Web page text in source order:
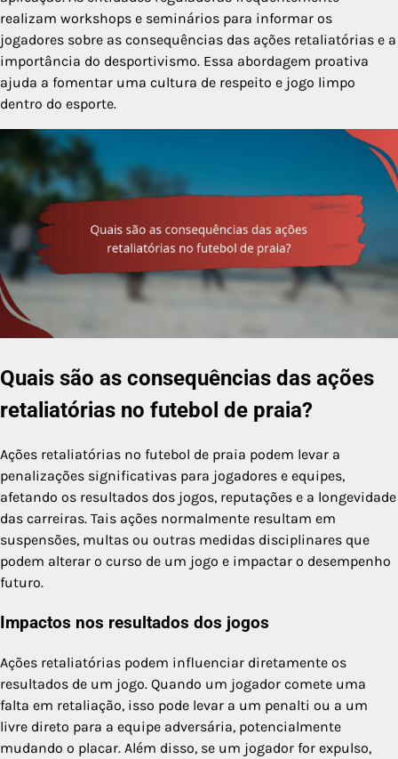
realizam workshops e seminários para informar os
jogadores sobre as consequências das ações retaliatórias e a
importância do desportivismo. Essa abordagem proativa
ajuda a fomentar uma cultura de respeito e jogo limpo
dentro do esporte.
Quais são as consequências das ações
retaliatórias no futebol de praia?
Ações retaliatórias no futebol de praia podem levar a
penalizações significativas para jogadores e equipes,
afetando os resultados dos jogos, reputações e a longevidade
das carreiras. Tais ações normalmente resultam em
suspensões, multas ou outras medidas disciplinares que
podem alterar o curso de um jogo e impactar o desempenho
futuro.
Impactos nos resultados dos jogos
Ações retaliatórias podem influenciar diretamente os
resultados de um jogo. Quando um jogador comete uma
falta em retaliação, isso pode levar a um penalti ou a um
livre direto para a equipe adversária, potencialmente
mudando o placar. Além disso, se um jogador for expulso,